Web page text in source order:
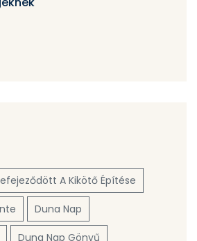
A Kikötő Építése
Duna Nap
Duna Nap Gönyű